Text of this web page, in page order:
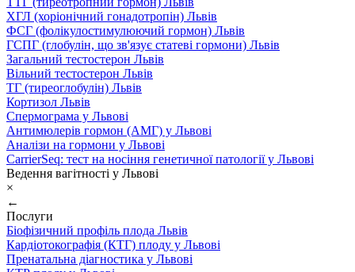
ХГЛ (хоріонічний гонадотропін) Львів
ФСГ (фолікулостимулюючий гормон) Львів
ГСПГ (глобулін, що зв'язує статеві гормони) Львів
Загальний тестостерон Львів
Вільний тестостерон Львів
ТГ (тиреоглобулін) Львів
Кортизол Львів
Спермограма у Львові
Антимюлерів гормон (АМГ) у Львові
Аналізи на гормони у Львові
CarrierSeq: тест на носіння генетичної патології у Львові
Ведення вагітності у Львові
×
←
Послуги
Біофізичний профіль плода Львів
Кардіотокографія (КТГ) плоду у Львові
Пренатальна діагностика у Львові